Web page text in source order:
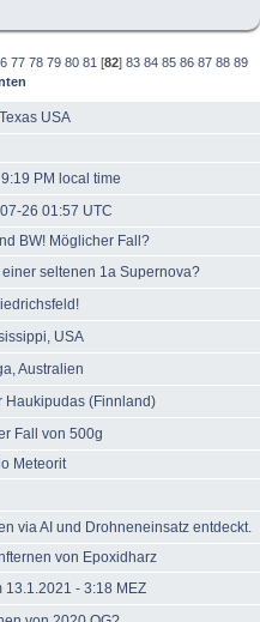
77 78 79 80 81 [82]83 84 85 86 87 88 89
USA
PM local time
26 01:57 UTC
BW! Möglicher Fall?
seltenen 1a Supernova?
USA
Australien
Haukipudas (Finnland)
Fall von 500g
Meteorit
via AI und Drohneneinsatz entdeckt.
von Epoxidharz
- 3:18 MEZ